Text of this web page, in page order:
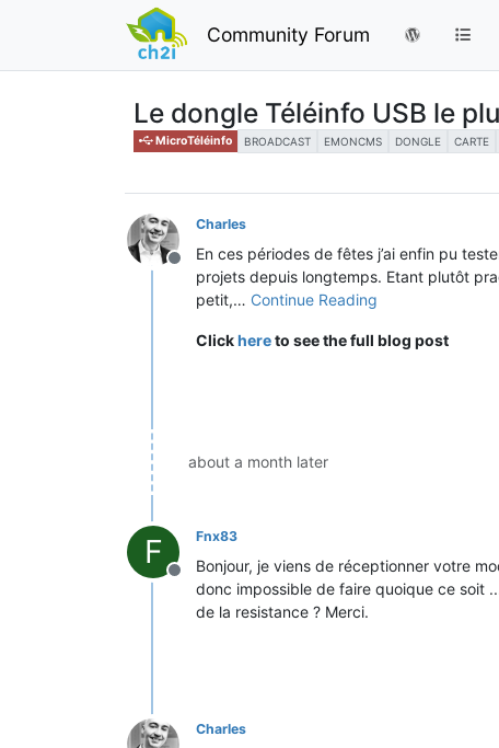
Community Forum
Le dongle Téléinfo USB le
MicroTéléinfo BROADCAST EMONCMS DONGLE CARTE
Offline
Charles
En ces périodes de fêtes j’ai enfin pu
projets depuis longtemps. Etant plutôt
petit,… Continue Reading
Clickhereto see the full blog post
about a month later
F
Offline
Fnx83
Bonjour, je viens de réceptionner votre
donc impossible de faire quoique ce soit
de la resistance ? Merci.
Charles